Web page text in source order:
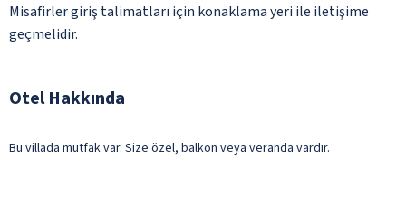
Misafirler giriş talimatları için konaklama yeri ile iletişime
geçmelidir.
Otel Hakkında
Bu villada mutfak var. Size özel, balkon veya veranda vardır.